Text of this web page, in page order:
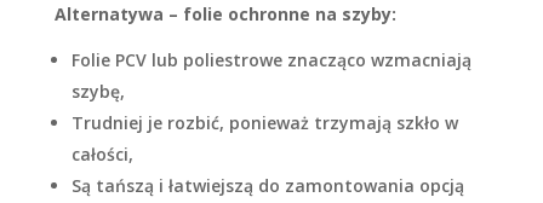
Alternatywa – folie ochronne na szyby:
Folie PCV lub poliestrowe znacząco wzmacniają
szybę,
Trudniej je rozbić, ponieważ trzymają szkło w
całości,
Są tańszą i łatwiejszą do zamontowania opcją